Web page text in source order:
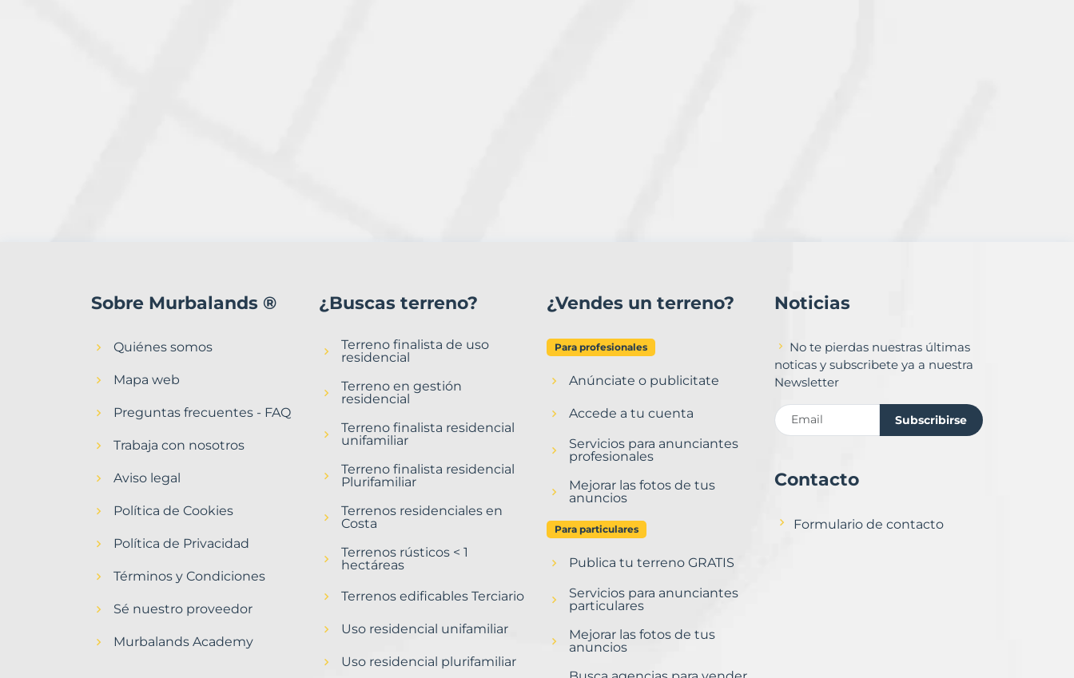
Almanzora
Murbalands
Sobre Murbalands ®
Quiénes somos
Mapa web
Preguntas frecuentes - FAQ
Trabaja con nosotros
Aviso legal
Política de Cookies
Política de Privacidad
Términos y Condiciones
Sé nuestro proveedor
Murbalands Academy
¿Buscas terreno?
Terreno finalista de uso
residencial
Terreno en gestión
residencial
Terreno finalista residencial
unifamiliar
Terreno finalista residencial
Plurifamiliar
Terrenos residenciales en
Costa
Terrenos rústicos < 1
hectáreas
Terrenos edificables Terciario
Uso residencial unifamiliar
Uso residencial plurifamiliar
¿Vendes un terreno?
Para profesionales
Anúnciate o publicitate
Accede a tu cuenta
Servicios para anunciantes
profesionales
Mejorar las fotos de tus
anuncios
Para particulares
Publica tu terreno GRATIS
Servicios para anunciantes
particulares
Mejorar las fotos de tus
anuncios
Noticias
No te pierdas nuestras últimas
noticas y subscribete ya a nuestra
Newsletter
Subscribirse
Contacto
Formulario de contacto